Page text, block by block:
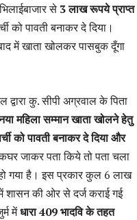
से 3 लाख रूपये प्राप्त
को पावती बनाकर दे दिया।
में खाता खोलकर पासबुक दूँगा
द्वारा कु. सीपी अग्रवाल के पिता
महिला सम्मान खाता खोलने हेतु
को पावती बनाकर दे दिया और
जाकर पता किये तो पता चला
गया है। इस प्रकार कुल 6 लाख
शासन की ओर से दर्ज कराई गई
मेंधारा 409 भादवि के तहत